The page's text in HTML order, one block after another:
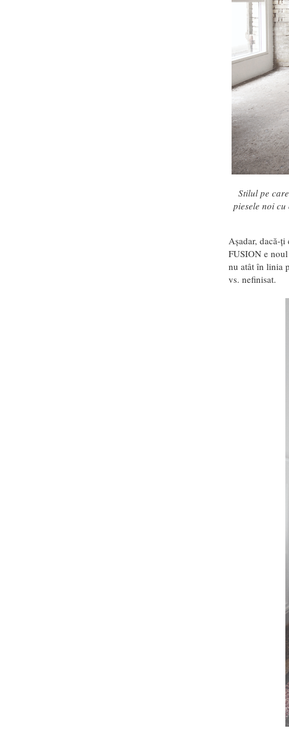
Stilul pe
piesele noi
Așadar, dacă-
FUSION e
nu atât în linia
vs. nefinisat.